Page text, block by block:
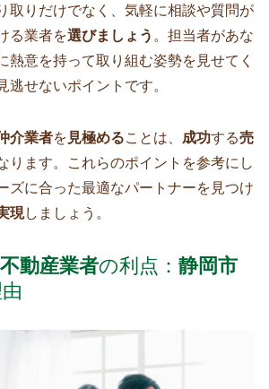
取りだけでなく、気軽に相談や質問が
る業者を選びましょう 。担当者があな
熱意を持って取り組む姿勢を見せてく
逃せないポイントです。
介業者を 見極めることは、 成功する売
ります。これらのポイントを参考にし
ズに合った最適なパートナーを見つけ
現しましょう。
不動産業者の利点： 静岡市